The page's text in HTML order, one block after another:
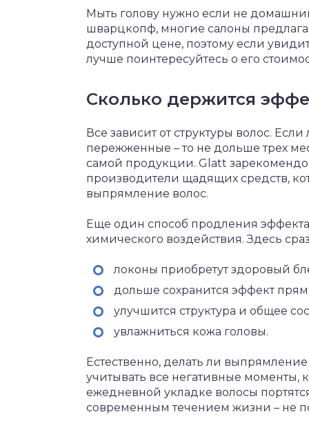
Мыть голову нужно если не
шварцкопф, многие салоны
доступной цене, поэтому если
лучше поинтересуйтесь о его
Сколько держится
Все зависит от структуры волос.
пережженные – то не дольше трех
самой продукции. Glatt
производители щадящих средств,
выпрямление волос.
Еще один способ продления
химического воздействия. Здесь
локоны приобретут здоровый
дольше сохранится эффект
улучшится структура и общее
увлажниться кожа головы.
Естественно, делать ли
учитывать все негативные моменты,
ежедневной укладке волосы
современным течением жизни – не